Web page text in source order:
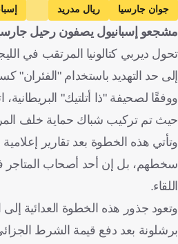
Getty Images
جوان جارسيا ريال مدريد
مشجعو إسبانيول يصفون رحيل
تحول ديربي كتالونيا المرتقب في
إلى حد التهديد باستخدام
ووفقًا لصحيفة "ذا أتلتيك"
حيث تم تركيب شباك حماية خلف
وتأتي هذه الخطوة بعد تقارير
سخطهم، بل إن أحد أصحاب المتاجر
اللقاء.
برشلونة بعد دفع قيمة الشرط الجزائي البالغة